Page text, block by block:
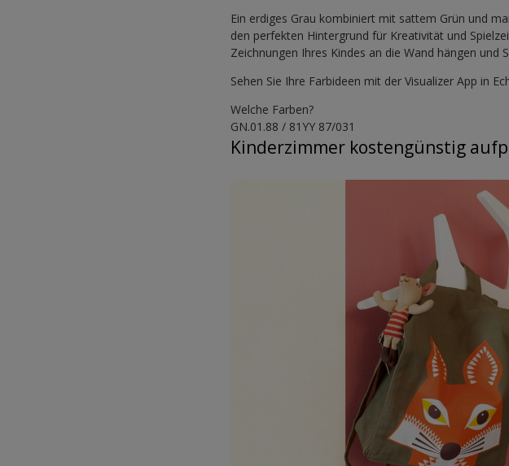
Ein erdiges Grau kombiniert mit sattem Grün und
den perfekten Hintergrund für Kreativität und
Zeichnungen Ihres Kindes an die Wand hängen und
Sehen Sie Ihre Farbideen mit der Visualizer App in
Welche Farben?
GN.01.88 / 81YY 87/031
Kinderzimmer kostengünstig